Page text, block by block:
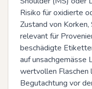
Risiko für oxidierte
Zustand von
relevant für
beschädigte
auf unsachgemässe
wertvollen Flaschen
Begutachtung vor